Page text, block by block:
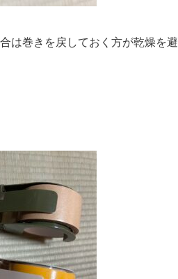
は巻きを戻しておく方が乾燥を避